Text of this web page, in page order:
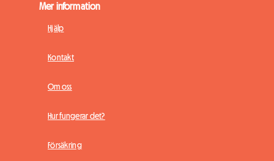
Mer information
Hjälp
Kontakt
Om oss
Hur fungerar det?
Försäkring